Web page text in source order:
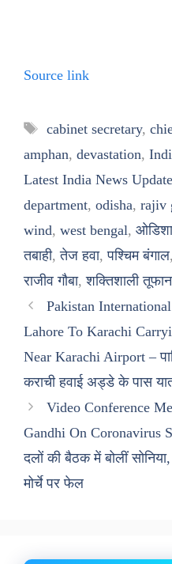
Source link
Tags
cabinet secretary,
amphan, devastation,
Latest India News
department, odisha, rajiv
wind, west bengal, ओडिशा
तबाही,तेज हवा,पश्चिम बंगाल
राजीव गौबा,शक्तिशाली तूफान
Pakistan
Lahore To Karachi
Near Karachi Airport –
कराची हवाई अड्डे के पास
Video Conference
Gandhi On Coronavirus
दलों की बैठक में बोलीं
मोर्चे पर फेल